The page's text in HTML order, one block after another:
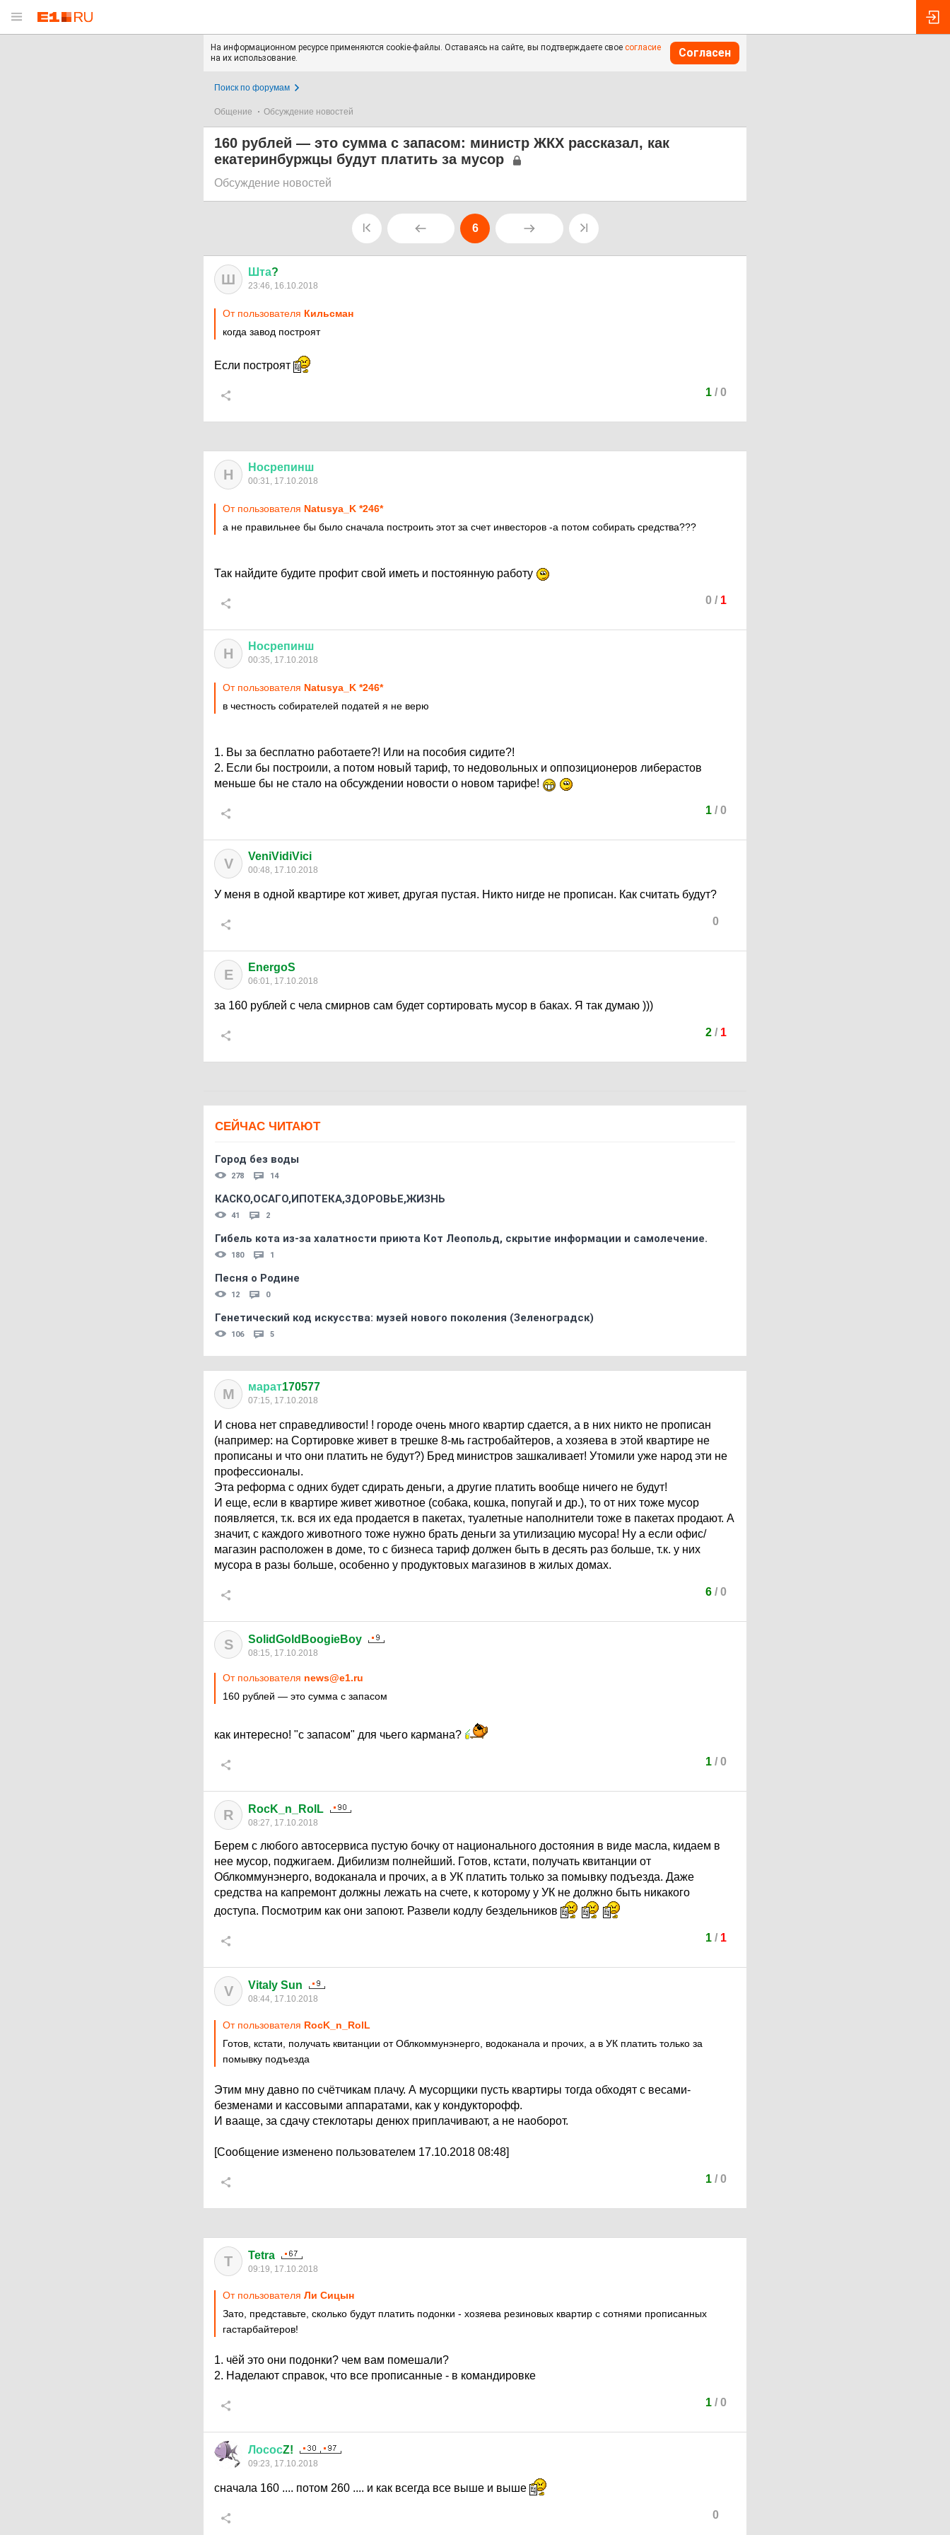
На информационном ресурсе применяются cookie-файлы. Оставаясь на сайте, вы подтверждаете свое согласие
на их использование.
Согласен
Поиск по форумам
Общение Обсуждение новостей
160 рублей — это сумма с запасом: министр ЖКХ рассказал, как
екатеринбуржцы будут платить за мусор
Обсуждение новостей
6
Ш Шта?
23:46, 16.10.2018
От пользователя Кильсман
когда завод построят
Если построят
1/ 0
Н Носрепинш
00:31, 17.10.2018
От пользователя Natusya_K *246*
а не правильнее бы было сначала построить этот за счет инвесторов -а потом собирать средства???
Так найдите будите профит свой иметь и постоянную работу
0 / 1
Н Носрепинш
00:35, 17.10.2018
От пользователя Natusya_K *246*
в честность собирателей податей я не верю
1. Вы за бесплатно работаете?! Или на пособия сидите?!
2. Если бы построили, а потом новый тариф, то недовольных и оппозиционеров либерастов
меньше бы не стало на обсуждении новости о новом тарифе!
1/ 0
V VeniVidiVici
00:48, 17.10.2018
У меня в одной квартире кот живет, другая пустая. Никто нигде не прописан. Как считать будут?
0
E EnergoS
06:01, 17.10.2018
за 160 рублей с чела смирнов сам будет сортировать мусор в баках. Я так думаю )))
2/ 1
СЕЙЧАС ЧИТАЮТ
Город без воды
278 14
КАСКО,ОСАГО,ИПОТЕКА,ЗДОРОВЬЕ,ЖИЗНЬ
41 2
Гибель кота из-за халатности приюта Кот Леопольд, скрытиe информации и самолечение.
180 1
Песня о Родине
12 0
Генетический код искусства: музей нового поколения (Зеленоградск)
106 5
М марат170577
07:15, 17.10.2018
И снова нет справедливости! ! городе очень много квартир сдается, а в них никто не прописан
(например: на Сортировке живет в трешке 8-мь гастробайтеров, а хозяева в этой квартире не
прописаны и что они платить не будут?) Бред министров зашкаливает! Утомили уже народ эти не
профессионалы.
Эта реформа с одних будет сдирать деньги, а другие платить вообще ничего не будут!
И еще, если в квартире живет животное (собака, кошка, попугай и др.), то от них тоже мусор
появляется, т.к. вся их еда продается в пакетах, туалетные наполнители тоже в пакетах продают. А
значит, с каждого животного тоже нужно брать деньги за утилизацию мусора! Ну а если офис/
магазин расположен в доме, то с бизнеса тариф должен быть в десять раз больше, т.к. у них
мусора в разы больше, особенно у продуктовых магазинов в жилых домах.
6/ 0
S SolidGoldBoogieBoy
08:15, 17.10.2018
От пользователя news@e1.ru
160 рублей — это сумма с запасом
как интересно! "с запасом" для чьего кармана?
1/ 0
R RocK_n_RolL
08:27, 17.10.2018
Берем с любого автосервиса пустую бочку от национального достояния в виде масла, кидаем в
нее мусор, поджигаем. Дибилизм полнейший. Готов, кстати, получать квитанции от
Облкоммунэнерго, водоканала и прочих, а в УК платить только за помывку подъезда. Даже
средства на капремонт должны лежать на счете, к которому у УК не должно быть никакого
доступа. Посмотрим как они запоют. Развели кодлу бездельников
1/ 1
V Vitaly Sun
08:44, 17.10.2018
От пользователя RocK_n_RolL
Готов, кстати, получать квитанции от Облкоммунэнерго, водоканала и прочих, а в УК платить только за
помывку подъезда
Этим мну давно по счётчикам плачу. А мусорщики пусть квартиры тогда обходят с весами-
безменами и кассовыми аппаратами, как у кондукторофф.
И вааще, за сдачу стеклотары денюх приплачивают, а не наоборот.
[Сообщение изменено пользователем 17.10.2018 08:48]
1/ 0
T Tetra
09:19, 17.10.2018
От пользователя Ли Сицын
Зато, представьте, сколько будут платить подонки - хозяева резиновых квартир с сотнями прописанных
гастарбайтеров!
1. чёй это они подонки? чем вам помешали?
2. Наделают справок, что все прописанные - в командировке
1/ 0
ЛососZ!
09:23, 17.10.2018
сначала 160 .... потом 260 .... и как всегда все выше и выше
0